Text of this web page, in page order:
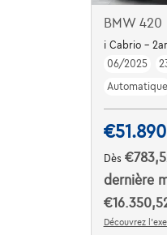
BMW 420
i Cabrio -
06/2025
Automatique
€51.890
Dès
dernière
Découvrez